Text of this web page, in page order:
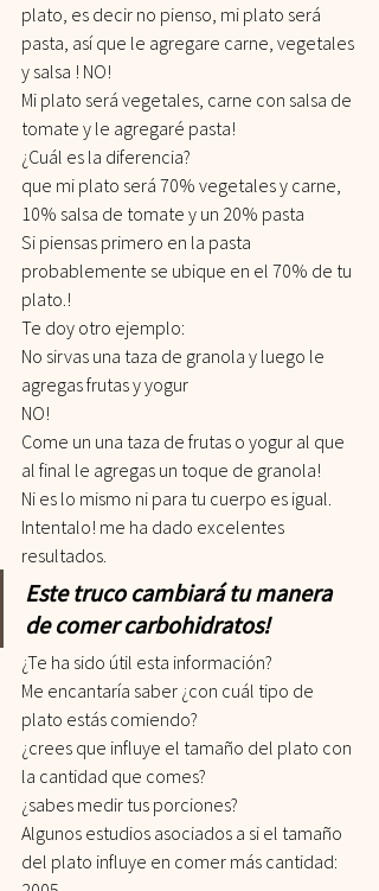
plato, es decir no pienso, mi plato será
pasta, así que le agregare carne, vegetales
y salsa ! NO!
Mi plato será vegetales, carne con salsa de
tomate y le agregaré pasta!
¿Cuál es la diferencia?
que mi plato será 70% vegetales y carne,
10% salsa de tomate y un 20% pasta
Si piensas primero en la pasta
probablemente se ubique en el 70% de tu
plato.!
Te doy otro ejemplo:
No sirvas una taza de granola y luego le
agregas frutas y yogur
NO!
Come un una taza de frutas o yogur al que
al final le agregas un toque de granola!
Ni es lo mismo ni para tu cuerpo es igual.
Intentalo! me ha dado excelentes
resultados.
Este truco cambiará tu manera
de comer carbohidratos!
¿Te ha sido útil esta información?
Me encantaría saber ¿con cuál tipo de
plato estás comiendo?
¿crees que influye el tamaño del plato con
la cantidad que comes?
¿sabes medir tus porciones?
Algunos estudios asociados a si el tamaño
del plato influye en comer más cantidad: